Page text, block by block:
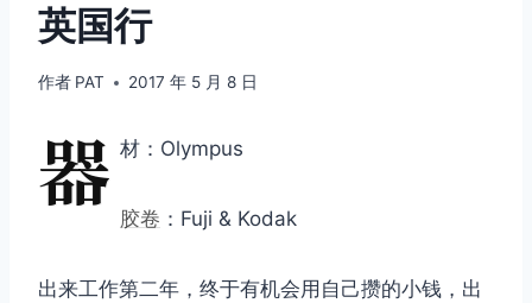
英国行
作者 PAT 2017 年 5 月 8 日
器 材：Olympus
胶卷 ：Fuji & Kodak
出来工作第二年，终于有机会用自己攒的小钱，出